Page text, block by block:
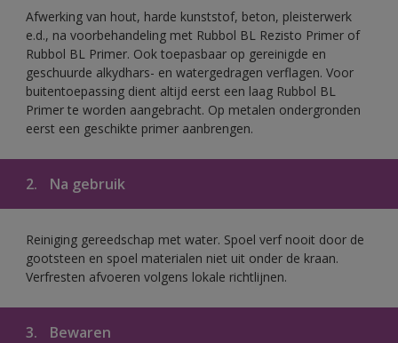
Afwerking van hout, harde kunststof, beton, pleisterwerk
e.d., na voorbehandeling met Rubbol BL Rezisto Primer of
Rubbol BL Primer. Ook toepasbaar op gereinigde en
geschuurde alkydhars- en watergedragen verflagen. Voor
buitentoepassing dient altijd eerst een laag Rubbol BL
Primer te worden aangebracht. Op metalen ondergronden
eerst een geschikte primer aanbrengen.
2. Na gebruik
Reiniging gereedschap met water. Spoel verf nooit door de
gootsteen en spoel materialen niet uit onder de kraan.
Verfresten afvoeren volgens lokale richtlijnen.
3. Bewaren